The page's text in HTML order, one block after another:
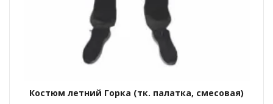
Костюм летний Горка (тк. палатка, смесовая)